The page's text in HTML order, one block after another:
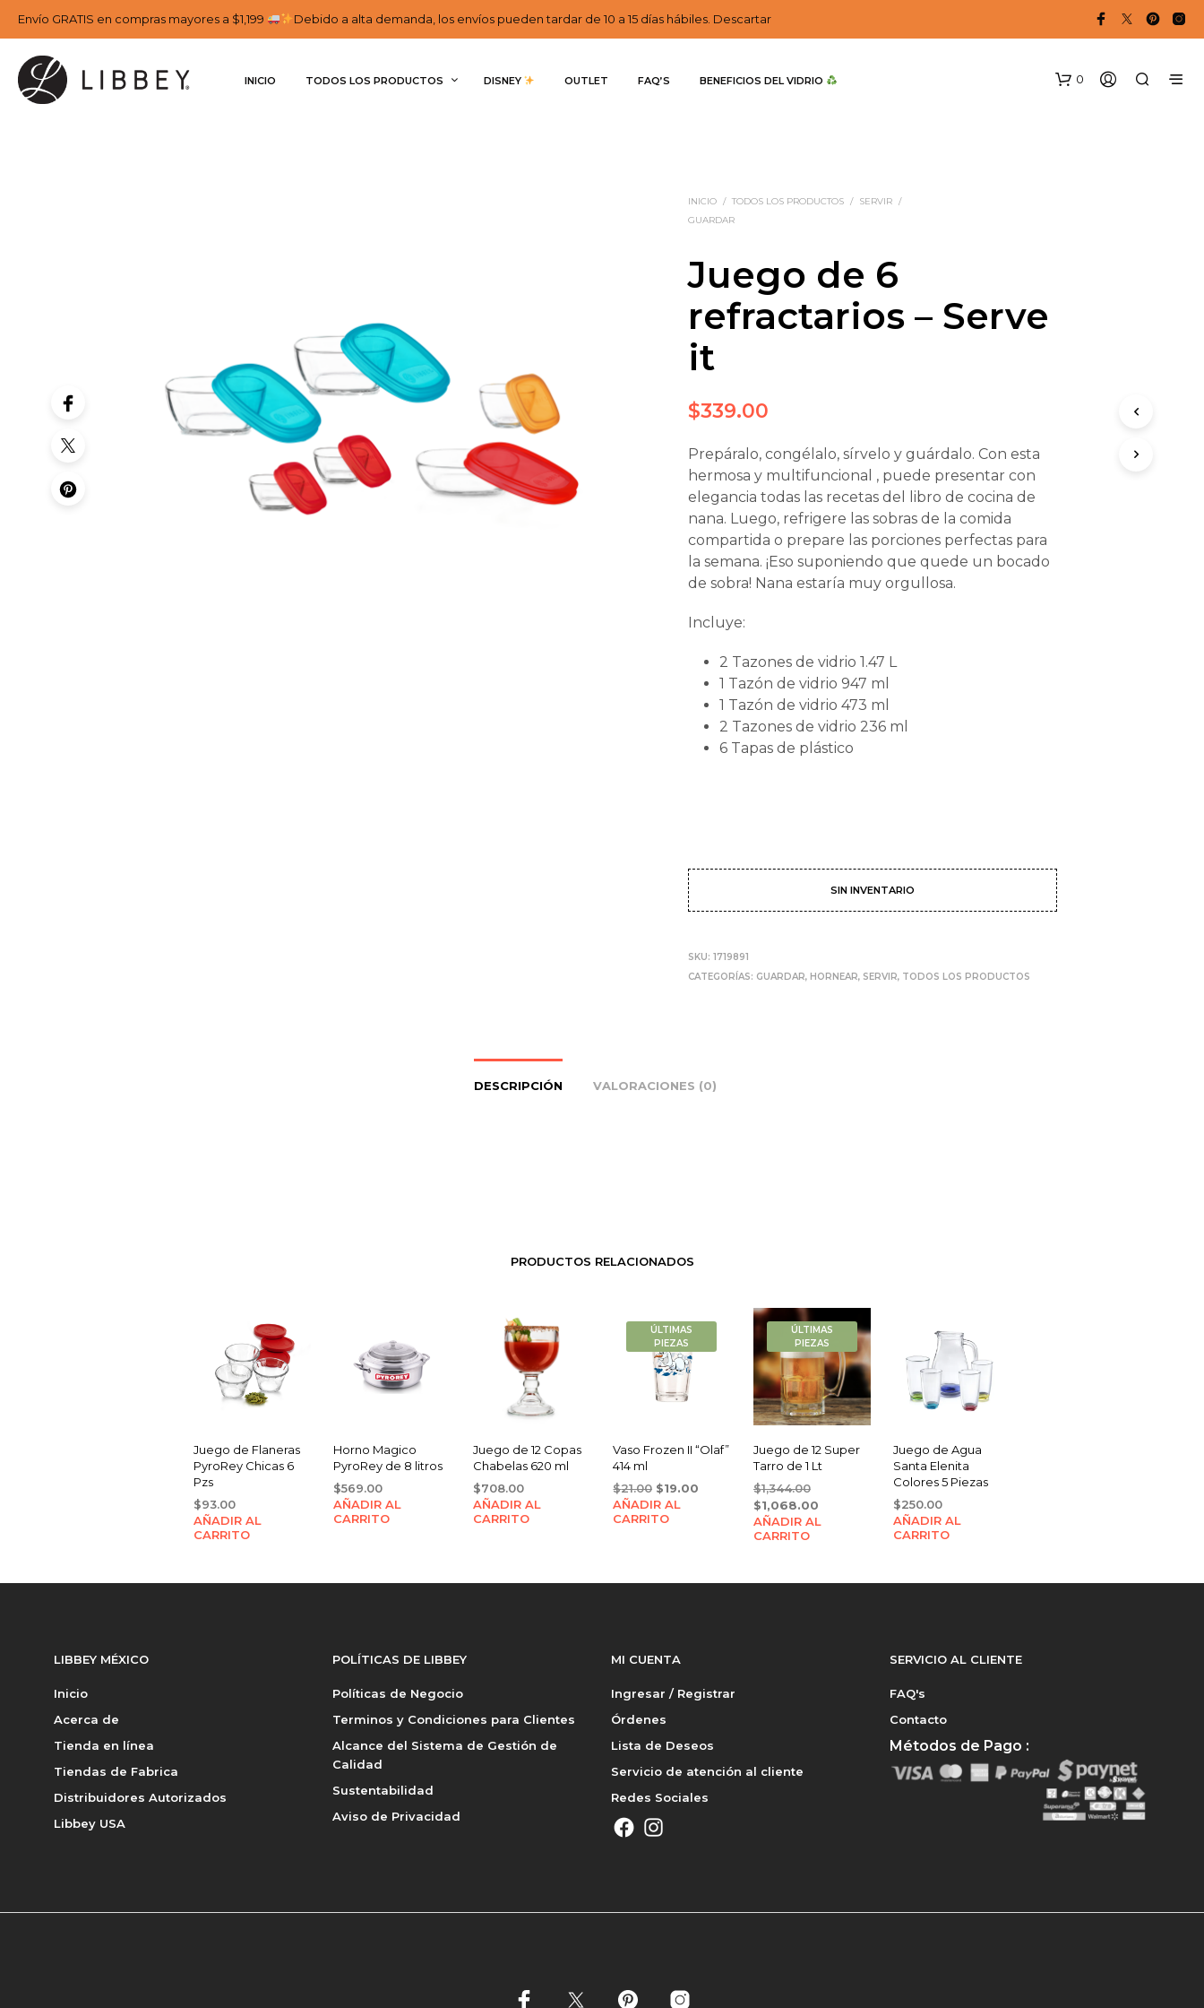
Envío GRATIS en compras mayores a $1,199 Debido a alta demanda, los envíos pueden tardar de 10 a 15 días hábiles. Descartar
INICIO TODOS LOS PRODUCTOS DISNEY OUTLET FAQ’S BENEFICIOS DEL VIDRIO 0
INICIO / TODOS LOS PRODUCTOS / SERVIR /
GUARDAR
Juego de 6
refractarios – Serve
it
$339.00
Prepáralo, congélalo, sírvelo y guárdalo. Con esta
hermosa y multifuncional , puede presentar con
elegancia todas las recetas del libro de cocina de
nana. Luego, refrigere las sobras de la comida
compartida o prepare las porciones perfectas para
la semana. ¡Eso suponiendo que quede un bocado
de sobra! Nana estaría muy orgullosa.
Incluye:
2 Tazones de vidrio 1.47 L
1 Tazón de vidrio 947 ml
1 Tazón de vidrio 473 ml
2 Tazones de vidrio 236 ml
6 Tapas de plástico
SIN INVENTARIO
SKU:1719891
CATEGORÍAS: GUARDAR, HORNEAR, SERVIR, TODOS LOS PRODUCTOS
DESCRIPCIÓN VALORACIONES (0)
PRODUCTOS RELACIONADOS
Juego de Flaneras
PyroRey Chicas 6
Pzs
$93.00
AÑADIR AL
CARRITO
Horno Magico
PyroRey de 8 litros
$569.00
AÑADIR AL
CARRITO
Juego de 12 Copas
Chabelas 620 ml
$708.00
AÑADIR AL
CARRITO
ÚLTIMAS
PIEZAS
Vaso Frozen II “Olaf”
414 ml
$21.00 Original
price
was:
$19.00
AÑADIR AL
CARRITO
ÚLTIMAS
PIEZAS
Juego de 12 Super
Tarro de 1 Lt
$1,344.00Original
price
was:
$1,344.00.
$1,068.00Current
price
AÑADIR AL
CARRITO
Juego de Agua
Santa Elenita
Colores 5 Piezas
$250.00
AÑADIR AL
CARRITO
LIBBEY MÉXICO
Inicio
Acerca de
Tienda en línea
Tiendas de Fabrica
Distribuidores Autorizados
Libbey USA
POLÍTICAS DE LIBBEY
Políticas de Negocio
Terminos y Condiciones para Clientes
Alcance del Sistema de Gestión de
Calidad
Sustentabilidad
Aviso de Privacidad
MI CUENTA
Ingresar / Registrar
Órdenes
Lista de Deseos
Servicio de atención al cliente
Redes Sociales
SERVICIO AL CLIENTE
FAQ's
Contacto
Métodos de Pago :